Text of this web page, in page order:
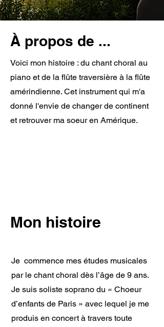
À propos de ...
Voici mon histoire : du chant choral au
piano et de la flûte traversière à la flûte
amérindienne. Cet instrument qui m'a
donné l'envie de changer de continent
et retrouver ma soeur en Amérique.
Mon histoire
Je commence mes études musicales
par le chant choral dès l’âge de 9 ans.
Je suis soliste soprano du « Choeur
d’enfants de Paris » avec lequel je me
produis en concert à travers toute